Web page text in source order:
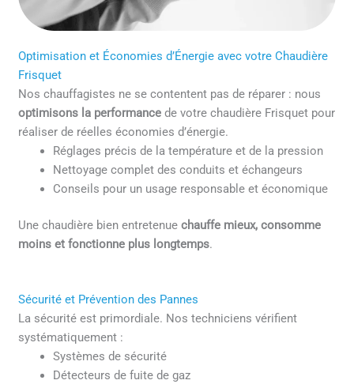
Optimisation et Économies d’Énergie avec votre Chaudière
Frisquet
Nos chauffagistes ne se contentent pas de réparer : nous
optimisons la performance de votre chaudière Frisquet pour
réaliser de réelles économies d’énergie.
Réglages précis de la température et de la pression
Nettoyage complet des conduits et échangeurs
Conseils pour un usage responsable et économique
Une chaudière bien entretenuechauffe mieux, consomme
moins et fonctionne plus longtemps.
Sécurité et Prévention des Pannes
La sécurité est primordiale. Nos techniciens vérifient
systématiquement :
Systèmes de sécurité
Détecteurs de fuite de gaz